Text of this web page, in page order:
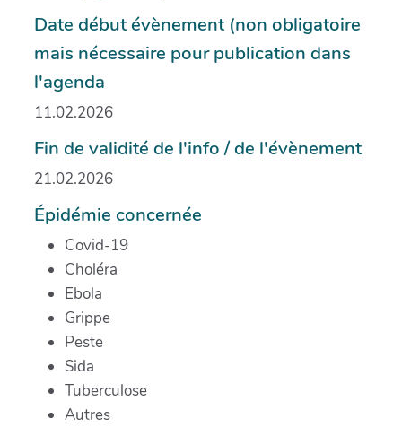
Date début évènement (non obligatoire
mais nécessaire pour publication dans
l'agenda
11.02.2026
Fin de validité de l'info / de l'évènement
21.02.2026
Épidémie concernée
Covid-19
Choléra
Ebola
Grippe
Peste
Sida
Tuberculose
Autres